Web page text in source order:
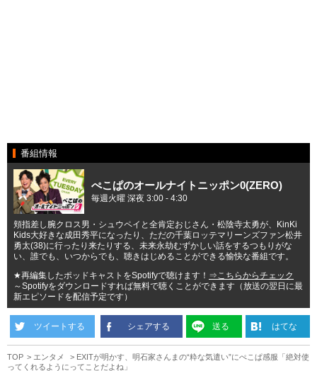
番組情報
ぺこぱのオールナイトニッポン0(ZERO)
毎週火曜 深夜 3:00 - 4:30
頬指差し腕クロス男・シュウペイと全肯定おじさん・松陰寺太勇が、KinKi
Kids大好きな成田秀平になったり、ただの千葉ロッテマリーンズファン松井
勇太(38)に行ったり来たりする、未来永劫むずかしい話をするつもりがな
い、誰でも、いつからでも、聴きはじめることができる愉快な番組です。
★再編集したポッドキャストをSpotifyで聴けます！ ⇒こちらからチェック
～Spotifyをダウンロードすれば無料で聴くことができます（放送の翌日に最
新エピソードを配信予定です）
ツイートする シェアする 送る はてな
TOP エンタメ
EXITが明かす、明石家さんまの“粋な気遣い”にぺこぱ感服「絶対使
ってくれるようにってことだよね」